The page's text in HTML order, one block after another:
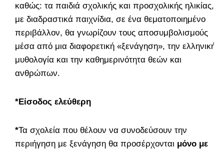
καθώς: τα παιδιά σχολικής και προσχολικής ηλικίας,
με διαδραστικά παιχνίδια, σε ένα θεματοποιημένο
περιβάλλον, θα γνωρίζουν τους αποσυμβολισμούς
μέσα από μια διαφορετική «ξενάγηση», την ελληνική
μυθολογία και την καθημερινότητα θεών και
ανθρώπων.
*Είσοδος ελεύθερη
*Τα σχολεία που θέλουν να συνοδεύσουν την
περιήγηση με ξενάγηση θα προσέρχονται μόνο με